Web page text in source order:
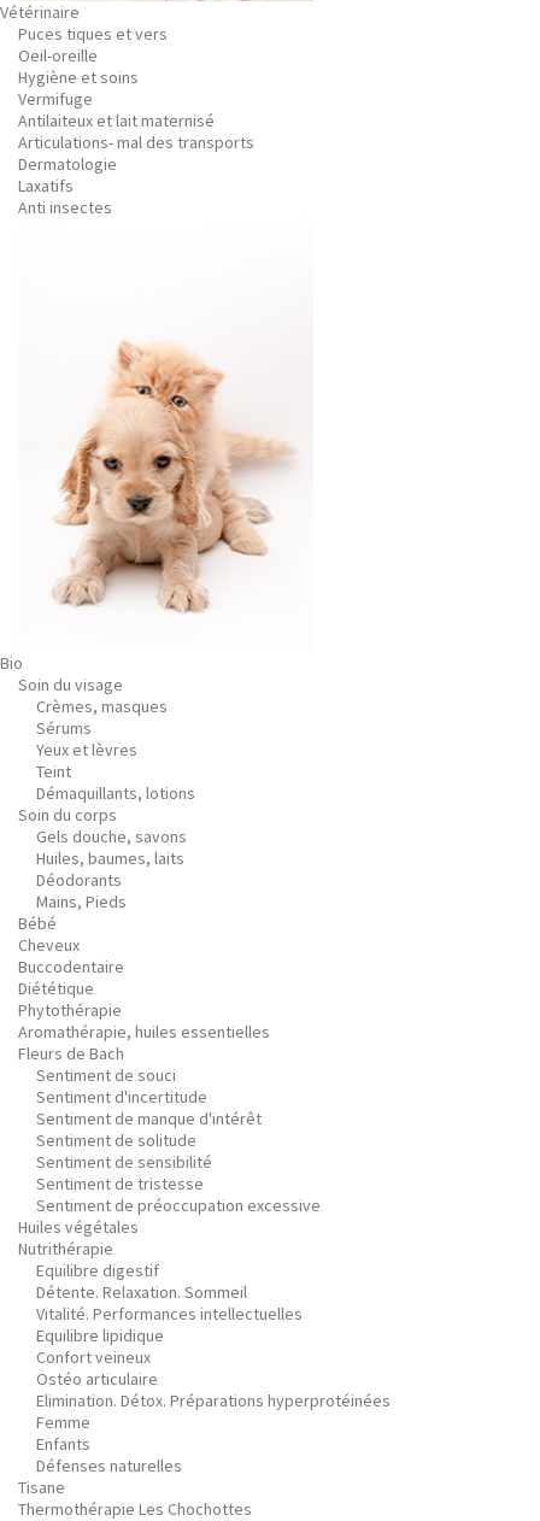
Vétérinaire
Puces tiques et vers
Oeil-oreille
Hygiène et soins
Vermifuge
Antilaiteux et lait maternisé
Articulations- mal des transports
Dermatologie
Laxatifs
Anti insectes
Bio
Soin du visage
Crèmes, masques
Sérums
Yeux et lèvres
Teint
Démaquillants, lotions
Soin du corps
Gels douche, savons
Huiles, baumes, laits
Déodorants
Mains, Pieds
Bébé
Cheveux
Buccodentaire
Diététique
Phytothérapie
Aromathérapie, huiles essentielles
Fleurs de Bach
Sentiment de souci
Sentiment d'incertitude
Sentiment de manque d'intérêt
Sentiment de solitude
Sentiment de sensibilité
Sentiment de tristesse
Sentiment de préoccupation excessive
Huiles végétales
Nutrithérapie
Equilibre digestif
Détente. Relaxation. Sommeil
Vitalité. Performances intellectuelles
Equilibre lipidique
Confort veineux
Ostéo articulaire
Elimination. Détox. Préparations hyperprotéinées
Femme
Enfants
Défenses naturelles
Tisane
Thermothérapie Les Chochottes